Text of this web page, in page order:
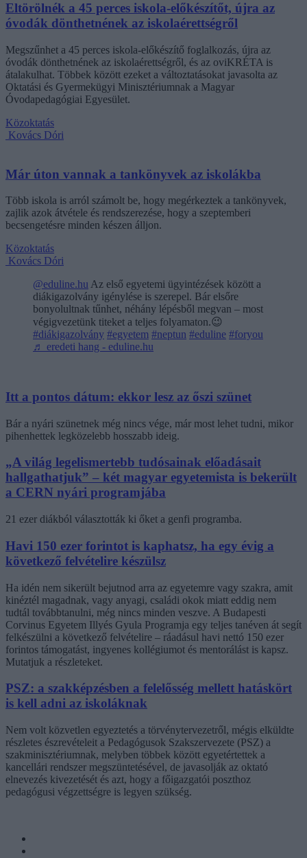
Eltörölnék a 45 perces iskola-előkészítőt, újra az
óvodák dönthetnének az iskolaérettségről
Megszűnhet a 45 perces iskola-előkészítő foglalkozás, újra az
óvodák dönthetnének az iskolaérettségről, és az oviKRÉTA is
átalakulhat. Többek között ezeket a változtatásokat javasolta az
Oktatási és Gyermekügyi Minisztériumnak a Magyar
Óvodapedagógiai Egyesület.
Közoktatás
Kovács Dóri
Már úton vannak a tankönyvek az iskolákba
Több iskola is arról számolt be, hogy megérkeztek a tankönyvek,
zajlik azok átvétele és rendszerezése, hogy a szeptemberi
becsengetésre minden készen álljon.
Közoktatás
Kovács Dóri
@eduline.hu Az első egyetemi ügyintézések között a
diákigazolvány igénylése is szerepel. Bár elsőre
bonyolultnak tűnhet, néhány lépésből megvan – most
végigvezetünk titeket a teljes folyamaton.😉
#diákigazolvány #egyetem #neptun #eduline #foryou
♬ eredeti hang - eduline.hu
Itt a pontos dátum: ekkor lesz az őszi szünet
Bár a nyári szünetnek még nincs vége, már most lehet tudni, mikor
pihenhettek legközelebb hosszabb ideig.
„A világ legelismertebb tudósainak előadásait
hallgathatjuk” – két magyar egyetemista is bekerült
a CERN nyári programjába
21 ezer diákból választották ki őket a genfi programba.
Havi 150 ezer forintot is kaphatsz, ha egy évig a
következő felvételire készülsz
Ha idén nem sikerült bejutnod arra az egyetemre vagy szakra, amit
kinéztél magadnak, vagy anyagi, családi okok miatt eddig nem
tudtál továbbtanulni, még nincs minden veszve. A Budapesti
Corvinus Egyetem Illyés Gyula Programja egy teljes tanéven át segít
felkészülni a következő felvételire – ráadásul havi nettó 150 ezer
forintos támogatást, ingyenes kollégiumot és mentorálást is kapsz.
Mutatjuk a részleteket.
PSZ: a szakképzésben a felelősség mellett hatáskört
is kell adni az iskoláknak
Nem volt közvetlen egyeztetés a törvénytervezetről, mégis elküldte
részletes észrevételeit a Pedagógusok Szakszervezete (PSZ) a
szakminisztériumnak, melyben többek között egyetértettek a
kancellári rendszer megszüntetésével, de javasolják az oktató
elnevezés kivezetését és azt, hogy a főigazgatói poszthoz
pedagógusi végzettségre is legyen szükség.